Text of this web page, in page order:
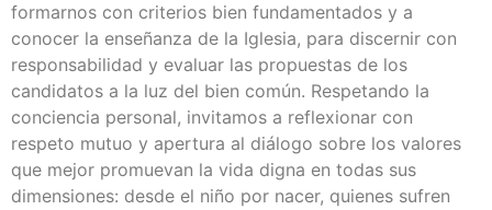
formarnos con criterios bien fundamentados y a
conocer la enseñanza de la Iglesia, para discernir con
responsabilidad y evaluar las propuestas de los
candidatos a la luz del bien común. Respetando la
conciencia personal, invitamos a reflexionar con
respeto mutuo y apertura al diálogo sobre los valores
que mejor promuevan la vida digna en todas sus
dimensiones: desde el niño por nacer, quienes sufren